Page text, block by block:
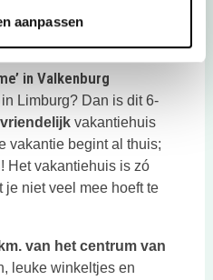
aanpassen
tab
in Valkenburg
Limburg? Dan is dit 6-
vakantiehuis
vakantie begint al thuis;
Het vakantiehuis is zó
je niet veel mee hoeft te
van het centrum van
leuke winkeltjes en